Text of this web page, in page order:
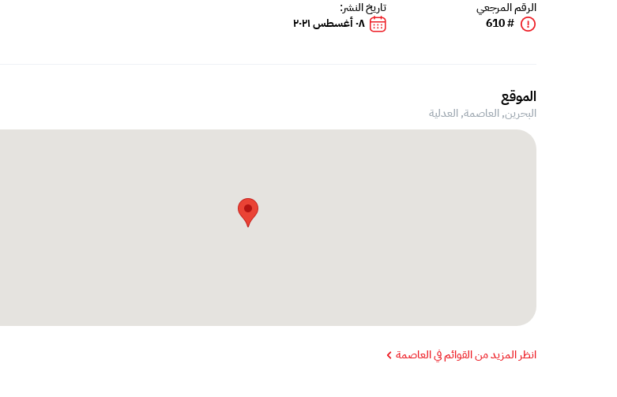
الرقم المرجعي
# 610
تاريخ النشر:
٠٨ أغسطس ٢٠٢١
الموقع
البحرين, العاصمة,العدلية
انظر المزيد من القوائم في العاصمة